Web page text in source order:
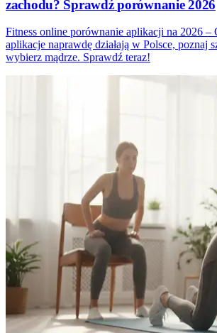
zachodu? Sprawdź porównanie 2026
Fitness online porównanie aplikacji na 2026 –
aplikacje naprawdę działają w Polsce, poznaj
wybierz mądrze. Sprawdź teraz!